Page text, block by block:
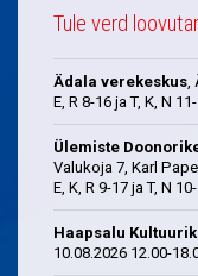
Tule verd
Ädala verekeskus,
E, R 8-16 ja T, K, N
Ülemiste
Valukoja 7, Karl
E, K, R 9-17 ja T, N
Haapsalu
10.08.2026 12.00-